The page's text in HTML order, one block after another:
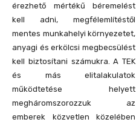
érezhető mértékű béremelést
kell adni, megfélemlítéstől
mentes munkahelyi környezetet,
anyagi és erkölcsi megbecsülést
kell biztosítani számukra. A TEK
és más elitalakulatok
működtetése helyett
megháromszorozzuk az
emberek közvetlen közelében